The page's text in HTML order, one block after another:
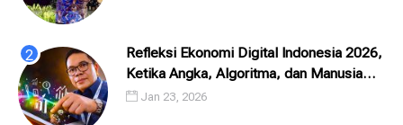
Refleksi Ekonomi Digital Indonesia 2026,
Ketika Angka, Algoritma, dan Manusia
Saling Menatap
Jan 23, 2026